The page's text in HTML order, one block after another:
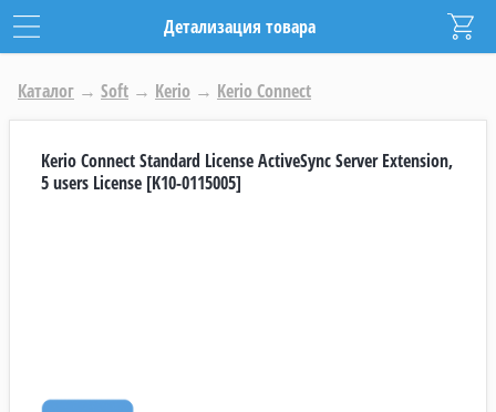
Детализация товара
Каталог → Soft → Kerio → Kerio Connect
Kerio Connect Standard License ActiveSync Server Extension,
5 users License [K10-0115005]